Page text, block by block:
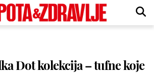
Dot kolekcija – tufne koje